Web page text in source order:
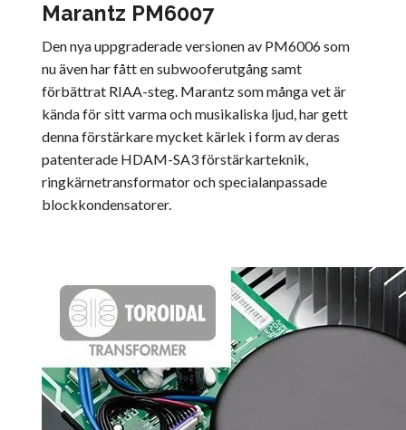
Marantz PM6007
Den nya uppgraderade versionen av PM6006 som
nu även har fått en subwooferutgång samt
förbättrat RIAA-steg. Marantz som många vet är
kända för sitt varma och musikaliska ljud, har gett
denna förstärkare mycket kärlek i form av deras
patenterade HDAM-SA3 förstärkarteknik,
ringkärnetransformator och specialanpassade
blockkondensatorer.